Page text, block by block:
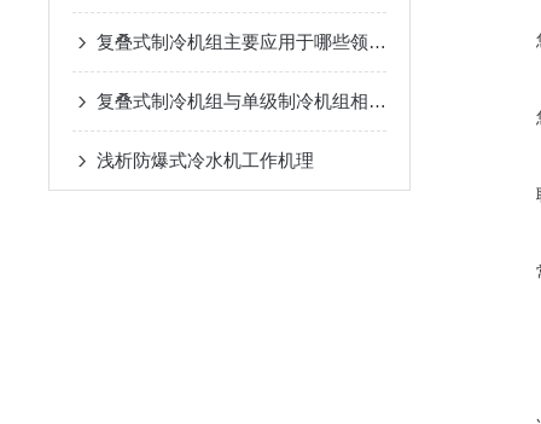
复叠式制冷机组主要应用于哪些领域？
复叠式制冷机组与单级制冷机组相比有哪些优势？
浅析​防爆式冷水机工作机理